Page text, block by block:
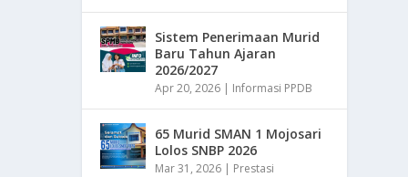
Sistem Penerimaan Murid
Baru Tahun Ajaran
2026/2027
Apr 20, 2026 | Informasi PPDB
65 Murid SMAN 1 Mojosari
Lolos SNBP 2026
Mar 31, 2026 | Prestasi